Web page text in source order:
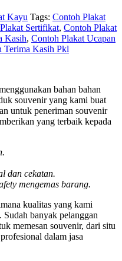
Kayu Tags: Contoh Plakat
Sertifikat, Contoh Plakat
Kasih, Contoh Plakat Ucapan
Terima Kasih Pkl
bahan bahan
souvenir yang kami buat
untuk peneriman souvenir
yang terbaik kepada
dan cekatan.
mengemas barang.
kualitas yang kami
Sudah banyak pelanggan
memesan souvenir, dari situ
dalam jasa